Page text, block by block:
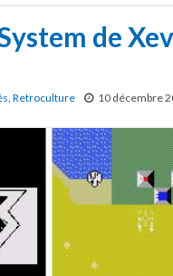
de
Retroculture 10 décembre